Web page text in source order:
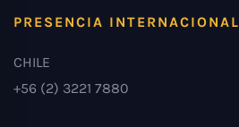
PRESENCIA INTERNACIONAL
CHILE
+56 (2) 3221 7880